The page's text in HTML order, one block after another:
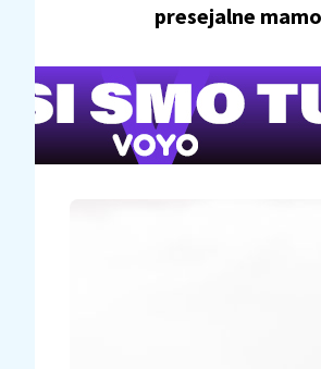
presejalne